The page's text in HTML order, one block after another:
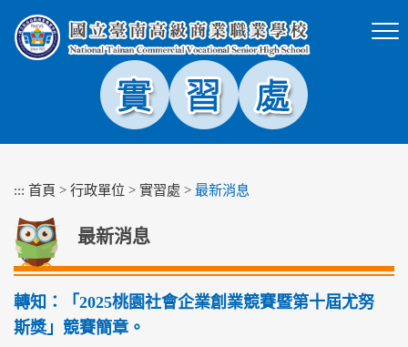
塊
::: 首頁 > 行政單位 > 實習處 > 最新消息
最新消息
轉知：「2025桃園社會企業創業競賽暨第十屆尤努
斯獎」競賽簡章。